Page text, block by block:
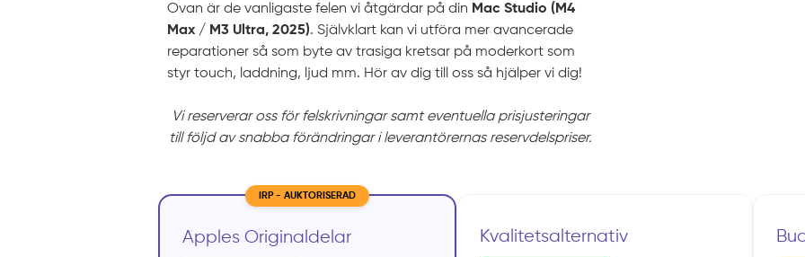
Ovan är de vanligaste felen vi åtgärdar på din Mac Studio (M4
Max / M3 Ultra, 2025). Självklart kan vi utföra mer avancerade
reparationer så som byte av trasiga kretsar på moderkort som
styr touch, laddning, ljud mm. Hör av dig till oss så hjälper vi dig!
Vi reserverar oss för felskrivningar samt eventuella prisjusteringar
till följd av snabba förändringar i leverantörernas reservdelspriser.
IRP - AUKTORISERAD
Apples Originaldelar Kvalitetsalternativ